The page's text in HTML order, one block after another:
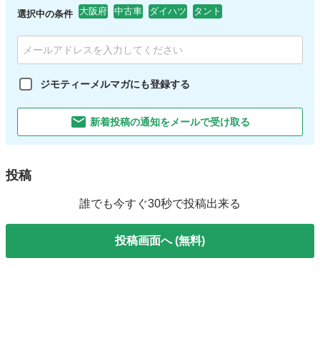
選択中の条件 大阪府 中古車 ダイハツ タント
ジモティーメルマガにも登録する
新着投稿の通知をメールで受け取る
投稿
誰でも今すぐ30秒で投稿出来る
投稿画面へ (無料)